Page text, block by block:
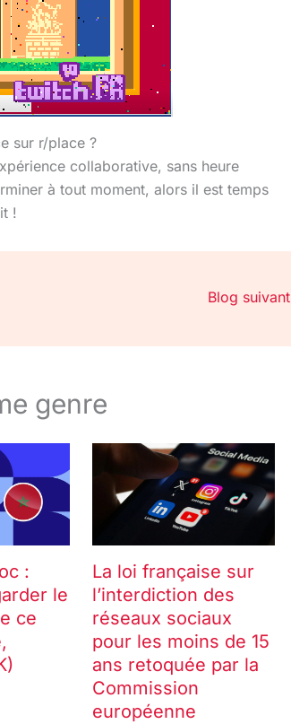
sur r/place ?
collaborative, sans heure
à tout moment, alors il est temps
!
Blog suivant
genre
:
le
ce
La loi française sur
l’interdiction des
réseaux sociaux
pour les moins de 15
ans retoquée par la
Commission
européenne